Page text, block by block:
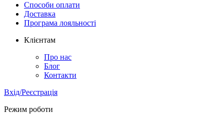
Способи оплати
Доставка
Програма лояльності
Клієнтам
Про нас
Блог
Контакти
Вхід/Реєстрація
Режим роботи